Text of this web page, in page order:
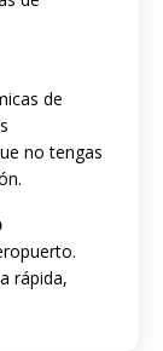
de
no tengas
rápida,